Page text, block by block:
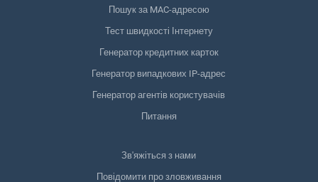
Пошук за MAC-адресою
Тест швидкості Інтернету
Генератор кредитних карток
Генератор випадкових IP-адрес
Генератор агентів користувачів
Питання
Зв'яжіться з нами
Повідомити про зловживання